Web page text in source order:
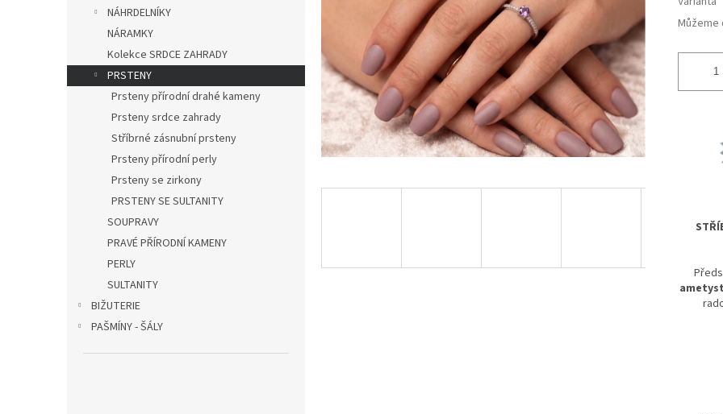
NÁHRDELNÍKY
NÁRAMKY
Kolekce SRDCE ZAHRADY
PRSTENY
Prsteny přírodní drahé kameny
Prsteny srdce zahrady
Stříbrné zásnubní prsteny
Prsteny přírodní perly
Prsteny se zirkony
PRSTENY SE SULTANITY
SOUPRAVY
PRAVÉ PŘÍRODNÍ KAMENY
PERLY
SULTANITY
BIŽUTERIE
PAŠMÍNY - ŠÁLY
Můžeme